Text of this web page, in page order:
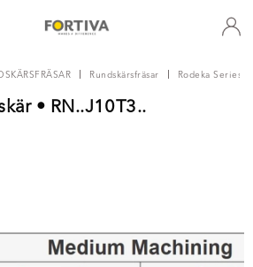
Rundskärsfräsar Rodeka Series
• RN..J10T3..